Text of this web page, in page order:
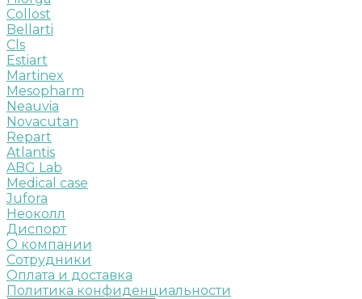
Collost
Bellarti
Cls
Estiart
Martinex
Mesopharm
Neauvia
Novacutan
Repart
Atlantis
ABG Lab
Medical case
Jufora
Неоколл
Диспорт
О компании
Сотрудники
Оплата и доставка
Политика конфиденциальности